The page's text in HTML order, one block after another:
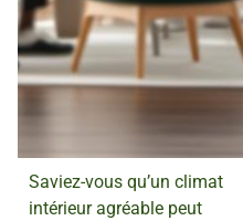
Saviez-vous qu’un climat
intérieur agréable peut